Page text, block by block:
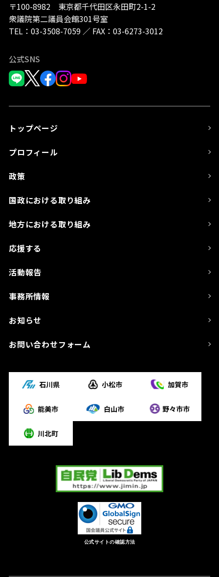
〒100-8982 東京都千代田区永田町2-1-2
衆議院第二議員会館301号室
TEL： 03-3508-7059／ FAX：03-6273-3012
公式SNS
トップページ
プロフィール
政策
国政における取り組み
地方における取り組み
応援する
活動報告
事務所情報
お知らせ
お問い合わせフォーム
公式サイトの確認方法